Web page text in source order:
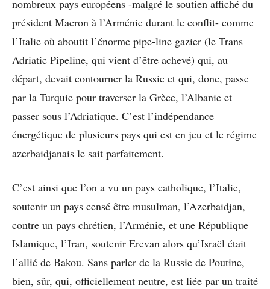
nombreux pays européens -malgré le soutien affiché du
président Macron à l’Arménie durant le conflit- comme
l’Italie où aboutit l’énorme pipe-line gazier (le Trans
Adriatic Pipeline, qui vient d’être achevé) qui, au
départ, devait contourner la Russie et qui, donc, passe
par la Turquie pour traverser la Grèce, l’Albanie et
passer sous l’Adriatique. C’est l’indépendance
énergétique de plusieurs pays qui est en jeu et le régime
azerbaidjanais le sait parfaitement.
C’est ainsi que l’on a vu un pays catholique, l’Italie,
soutenir un pays censé être musulman, l’Azerbaidjan,
contre un pays chrétien, l’Arménie, et une République
Islamique, l’Iran, soutenir Erevan alors qu’Israël était
l’allié de Bakou. Sans parler de la Russie de Poutine,
bien, sûr, qui, officiellement neutre, est liée par un traité